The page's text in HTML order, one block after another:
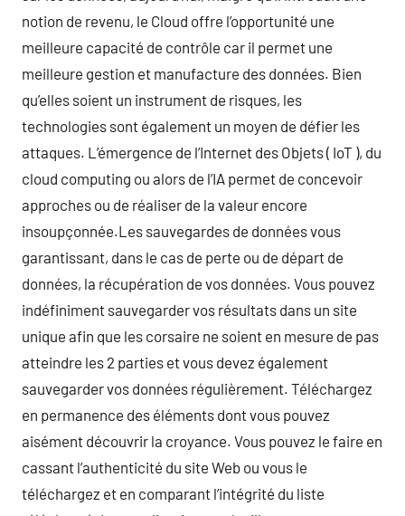
notion de revenu, le Cloud offre l’opportunité une
meilleure capacité de contrôle car il permet une
meilleure gestion et manufacture des données. Bien
qu’elles soient un instrument de risques, les
technologies sont également un moyen de défier les
attaques. L’émergence de l’Internet des Objets ( IoT ), du
cloud computing ou alors de l’IA permet de concevoir
approches ou de réaliser de la valeur encore
insoupçonnée.Les sauvegardes de données vous
garantissant, dans le cas de perte ou de départ de
données, la récupération de vos données. Vous pouvez
indéfiniment sauvegarder vos résultats dans un site
unique afin que les corsaire ne soient en mesure de pas
atteindre les 2 parties et vous devez également
sauvegarder vos données régulièrement. Téléchargez
en permanence des éléments dont vous pouvez
aisément découvrir la croyance. Vous pouvez le faire en
cassant l’authenticité du site Web ou vous le
téléchargez et en comparant l’intégrité du liste